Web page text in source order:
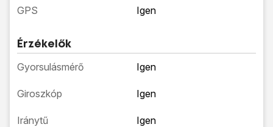
GPS Igen
Érzékelők
Gyorsulásmérő Igen
Giroszkóp Igen
Iránytű Igen